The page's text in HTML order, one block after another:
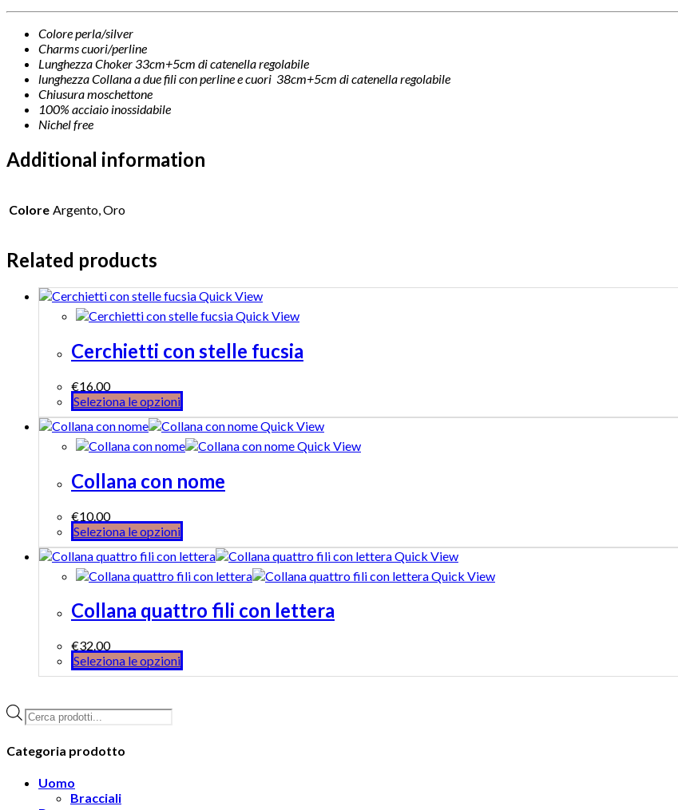
Colore perla/silver
Charms cuori/perline
Lunghezza Choker 33cm+5cm di catenella regolabile
lunghezza Collana a due fili con perline e cuori 38cm+5cm di catenella regolabile
Chiusura moschettone
100% acciaio inossidabile
Nichel free
Additional information
Colore Argento, Oro
Related products
Quick View
Quick View
Cerchietti con stelle fucsia
€16.00
Seleziona le opzioni
Quick View
Quick View
Collana con nome
€10.00
Seleziona le opzioni
Quick View
Quick View
Collana quattro fili con lettera
€32.00
Seleziona le opzioni
Products
search
Categoria prodotto
Uomo
Bracciali